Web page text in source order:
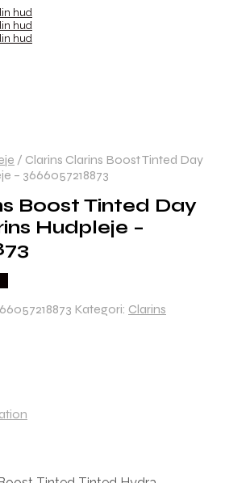
/ Clarins Clarins Boost Tinted Day
– 3666057218873
Boost Tinted Day
Hudpleje –
Kategori: Clarins